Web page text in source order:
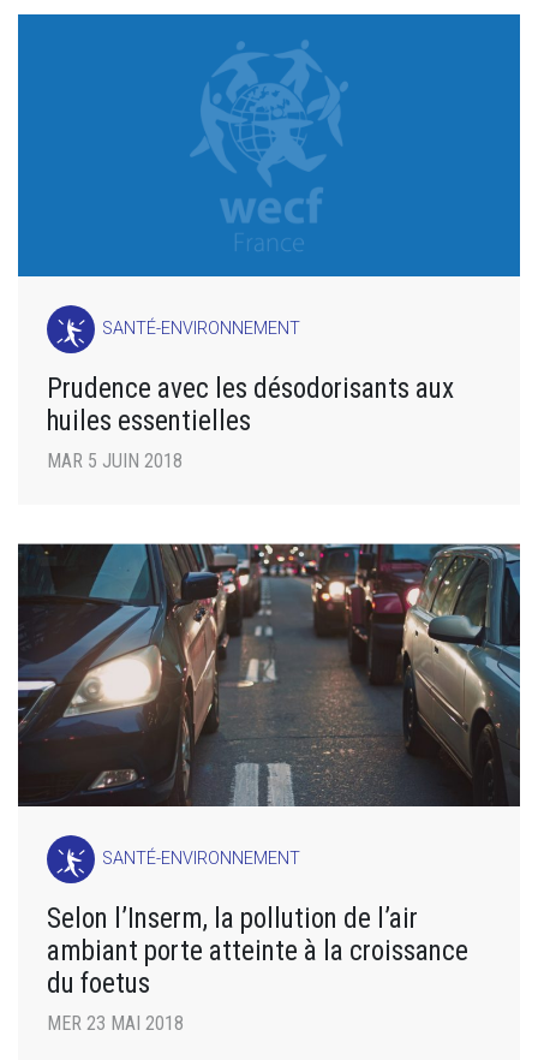
SANTÉ-ENVIRONNEMENT
Prudence avec les désodorisants aux
huiles essentielles
MAR 5 JUIN 2018
SANTÉ-ENVIRONNEMENT
Selon l’Inserm, la pollution de l’air
ambiant porte atteinte à la croissance
du foetus
MER 23 MAI 2018